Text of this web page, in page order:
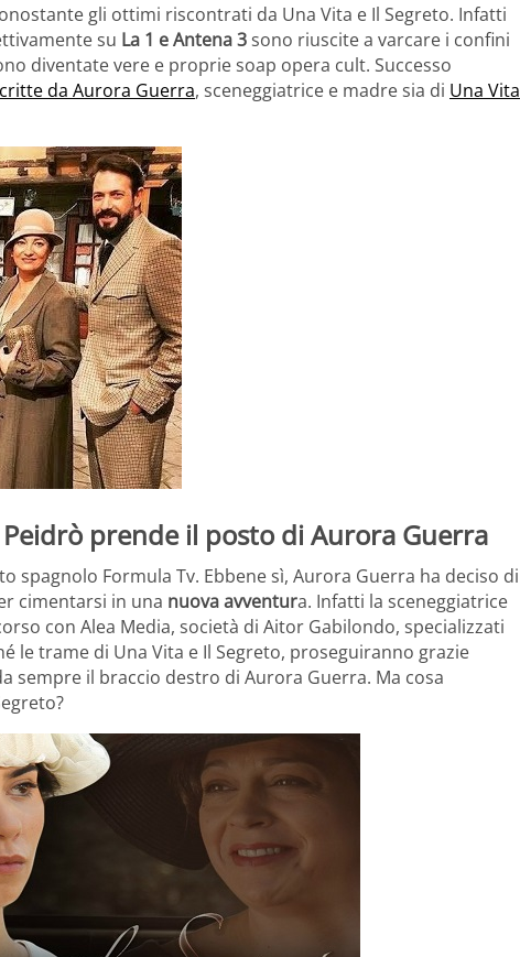
gli ottimi riscontrati da Una Vita e Il Segreto. Infatti
su La 1 e Antena 3sono riuscite a varcare i confini
diventate vere e proprie soap opera cult. Successo
da Aurora Guerra, sceneggiatrice e madre sia di Una Vita
prende il posto di Aurora Guerra
spagnolo Formula Tv. Ebbene sì, Aurora Guerra ha deciso di
cimentarsi in una nuova avventura. Infatti la sceneggiatrice
con Alea Media, società di Aitor Gabilondo, specializzati
le trame di Una Vita e Il Segreto, proseguiranno grazie
sempre il braccio destro di Aurora Guerra. Ma cosa